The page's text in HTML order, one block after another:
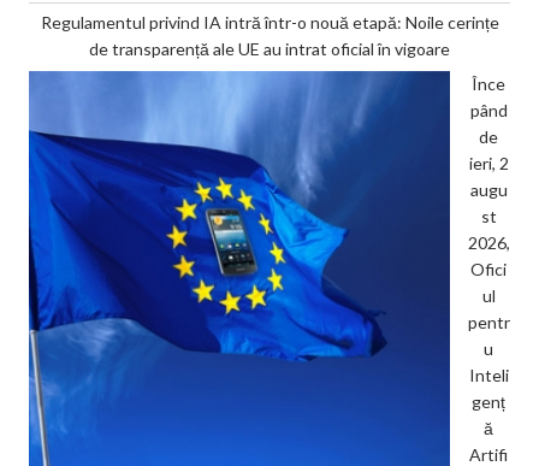
Regulamentul privind IA intră într-o nouă etapă: Noile cerințe
de transparență ale UE au intrat oficial în vigoare
Înce
pând
de
ieri, 2
augu
st
2026,
Ofici
ul
pentr
u
Inteli
genț
ă
Artifi